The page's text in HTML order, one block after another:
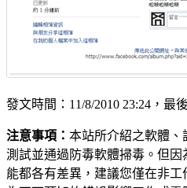
發文時間：11/8/2010 23:24，最
注意事項： 本站所介紹之軟體、
測試並通過防毒軟體掃毒。但
能都各有差異，建議您僅在非